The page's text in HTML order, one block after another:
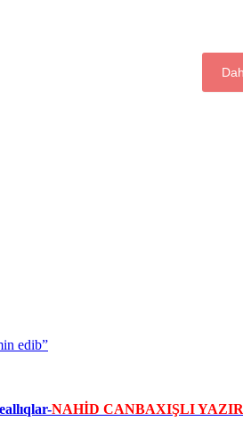
edib”
NAHİD CANBAXIŞLI YAZIR